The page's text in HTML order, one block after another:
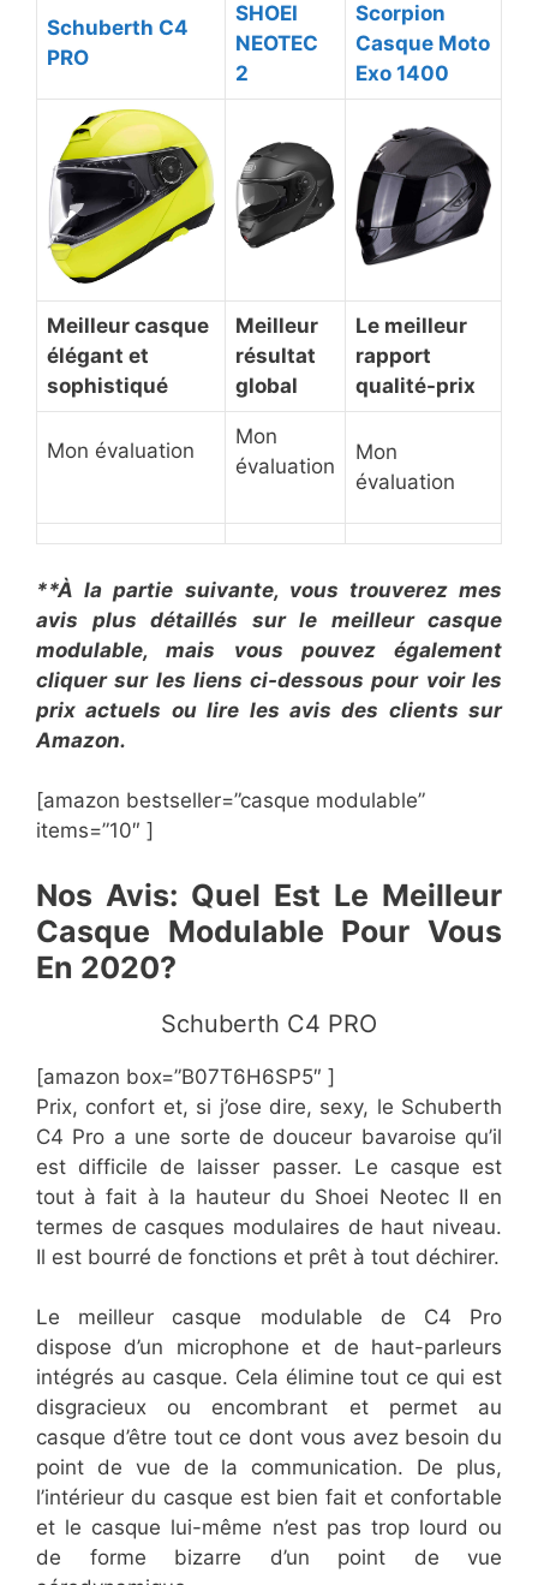
​Schuberth C4
PRO
​SHOEI
NEOTEC
2
​Scorpion
Casque Moto
Exo 1400
​Meilleur casque
élégant et
sophistiqué
​Meilleur
résultat
global
​Le meilleur
rapport
qualité-prix
Mon évaluation
Mon
évaluation
Mon
évaluation
**À la partie suivante, vous trouverez mes
avis plus détaillés sur le ​meilleur casque
modulable, mais vous pouvez également
cliquer sur les liens ci-dessous pour voir les
prix actuels ou lire les avis des clients sur
Amazon.
[amazon bestseller=”​​casque modulable”
items=”10″ ]
Nos Avis: Quel Est Le Meilleur
Casque Modulable Pour Vous
En 2020?
​​Schuberth C4 PRO
[amazon box=”​B07T6H6SP5″ ]
Prix, confort et, si j’ose dire, sexy, le Schuberth
C4 Pro a une sorte de douceur bavaroise qu’il
est difficile de laisser passer. Le casque est
tout à fait à la hauteur du Shoei Neotec II en
termes de casques modulaires de haut niveau.
Il est bourré de fonctions et prêt à tout déchirer.
Le meilleur casque modulable de C4 Pro
dispose d’un microphone et de haut-parleurs
intégrés au casque. Cela élimine tout ce qui est
disgracieux ou encombrant et permet au
casque d’être tout ce dont vous avez besoin du
point de vue de la communication. De plus,
l’intérieur du casque est bien fait et confortable
et le casque lui-même n’est pas trop lourd ou
de forme bizarre d’un point de vue